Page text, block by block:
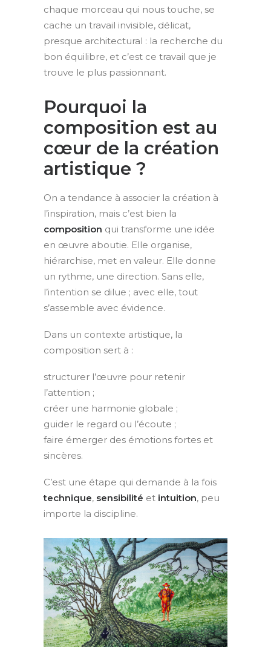
chaque morceau qui nous touche, se
cache un travail invisible, délicat,
presque architectural : la recherche du
bon équilibre, et c’est ce travail que je
trouve le plus passionnant.
Pourquoi la
composition est au
cœur de la création
artistique ?
On a tendance à associer la création à
l’inspiration, mais c’est bien la
composition qui transforme une idée
en œuvre aboutie. Elle organise,
hiérarchise, met en valeur. Elle donne
un rythme, une direction. Sans elle,
l’intention se dilue ; avec elle, tout
s’assemble avec évidence.
Dans un contexte artistique, la
composition sert à :
structurer l’œuvre pour retenir
l’attention ;
créer une harmonie globale ;
guider le regard ou l’écoute ;
faire émerger des émotions fortes et
sincères.
C’est une étape qui demande à la fois
technique, sensibilité et intuition, peu
importe la discipline.